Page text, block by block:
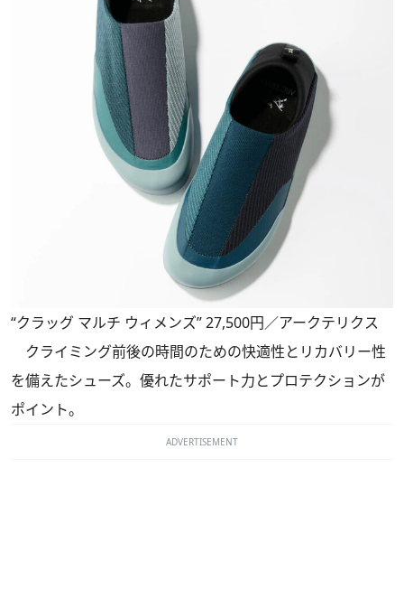
“クラッグ マルチ ウィメンズ” 27,500円／アークテリクス
クライミング前後の時間のための快適性とリカバリー性
を備えたシューズ。優れたサポート力とプロテクションが
ポイント。
ADVERTISEMENT